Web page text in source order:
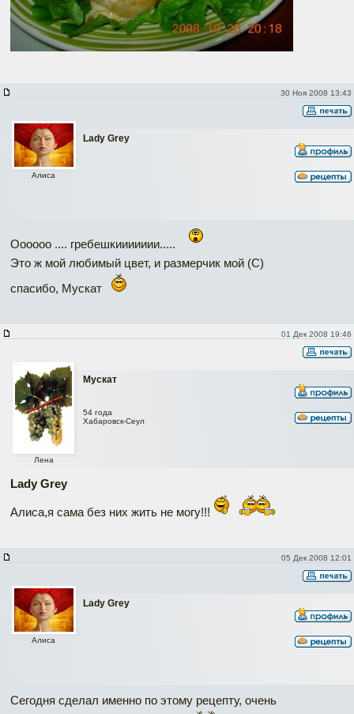
30 Ноя 2008 13:43
Lady Grey
Алиса
Oooooo .... гребешкиииииии.....
Это ж мой любимый цвет, и размерчик мой (С)
спасибо, Мускат
01 Дек 2008 19:46
Мускат
Лена
54 года
Хабаровск-Сеул
Lady Grey
Алиса,я сама без них жить не могу!!!
05 Дек 2008 12:01
Lady Grey
Алиса
Сегодня сделал именно по этому рецепту, очень